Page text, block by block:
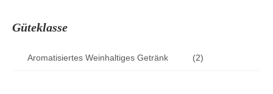
Güteklasse
Aromatisiertes Weinhaltiges Getränk (2)